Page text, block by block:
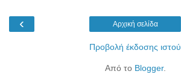
‹ Αρχική σελίδα
Προβολή έκδοσης ιστού
Από το Blogger.